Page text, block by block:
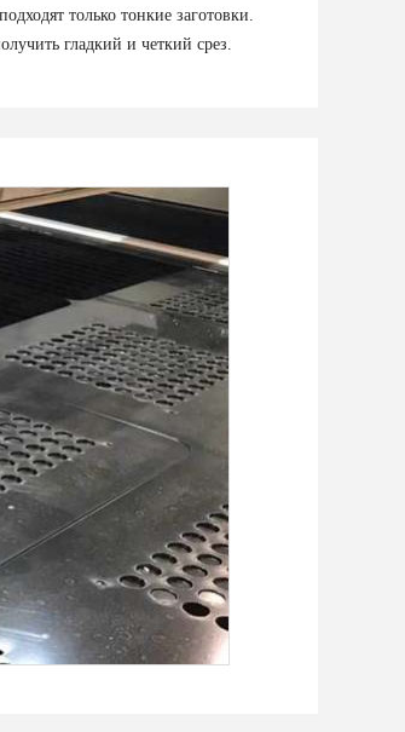
только тонкие заготовки.
гладкий и четкий срез.